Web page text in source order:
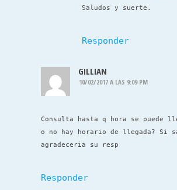
Saludos y suerte.
Responder
GILLIAN
10/02/2017 A LAS 9:09 PM
Consulta hasta q hora se puede
o no hay horario de llegada? Si
agradeceria su resp
Responder